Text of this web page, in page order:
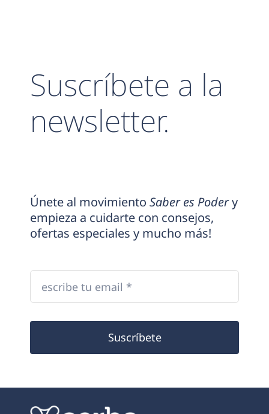
Suscríbete a la
newsletter.
Únete al movimiento Saber es Podery
empieza a cuidarte con consejos,
ofertas especiales y mucho más!
Suscríbete